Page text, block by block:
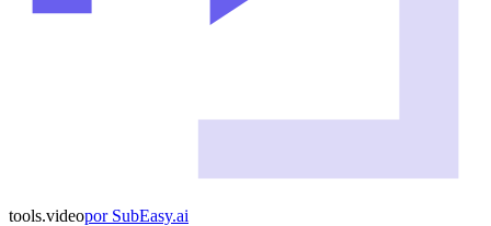
tools.videoporSubEasy.ai